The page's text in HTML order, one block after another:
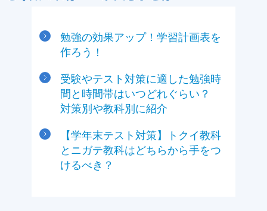
勉強の効果アップ！学習計画表を
作ろう！
受験やテスト対策に適した勉強時
間と時間帯はいつどれぐらい？
対策別や教科別に紹介
【学年末テスト対策】トクイ教科
とニガテ教科はどちらから手をつ
けるべき？